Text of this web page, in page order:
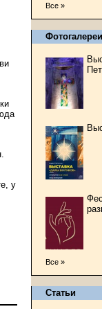
у
Все »
Фотогалереи
Все »
Статьи